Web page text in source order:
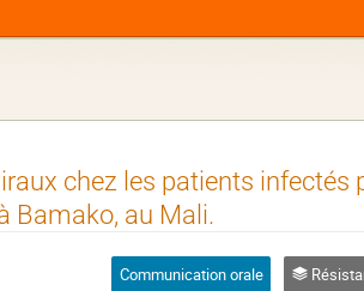
chez les patients infectés
Bamako, au Mali.
Communication orale Résistance